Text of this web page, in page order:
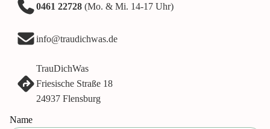
0461 22728 (Mo. & Mi. 14-17 Uhr)
info@traudichwas.de
TrauDichWas
Friesische Straße 18
24937 Flensburg
Name